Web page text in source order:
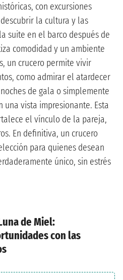
con excursiones
la cultura y las
suite en el barco después de
comodidad y un ambiente
un crucero permite vivir
como admirar el atardecer
de gala o simplemente
vista impresionante. Esta
el vínculo de la pareja,
En definitiva, un crucero
para quienes desean
único, sin estrés
de Miel:
con las